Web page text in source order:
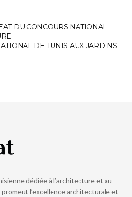
DU CONCOURS NATIONAL
DE TUNIS AUX JARDINS
dédiée à l’architecture et au
l’excellence architecturale et